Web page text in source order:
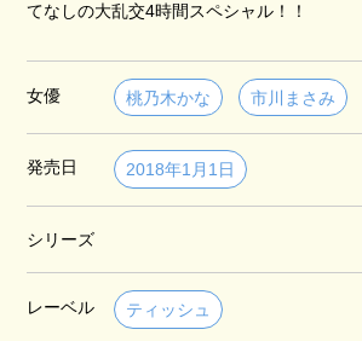
てなしの大乱交4時間スペシャル！！
女優 桃乃木かな 市川まさみ
発売日 2018年1月1日
シリーズ
レーベル ティッシュ